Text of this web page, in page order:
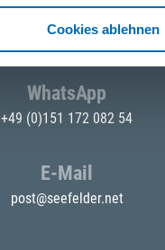
Cookies ablehnen
Telefon
(Mo - Fr: 07:00 - 18:00
WhatsApp
+49 (0)151 172 082 54
E-Mail
post@seefelder.net